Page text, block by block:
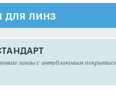
линз
линзы с антибликовым